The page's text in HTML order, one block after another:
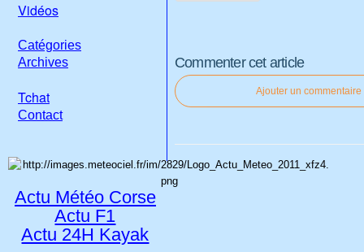
Commenter cet article
Ajouter un commentaire
Vidéos
Catégories
Archives
Tchat
Contact
Actu Météo Corse
Actu F1
Actu 24H Kayak